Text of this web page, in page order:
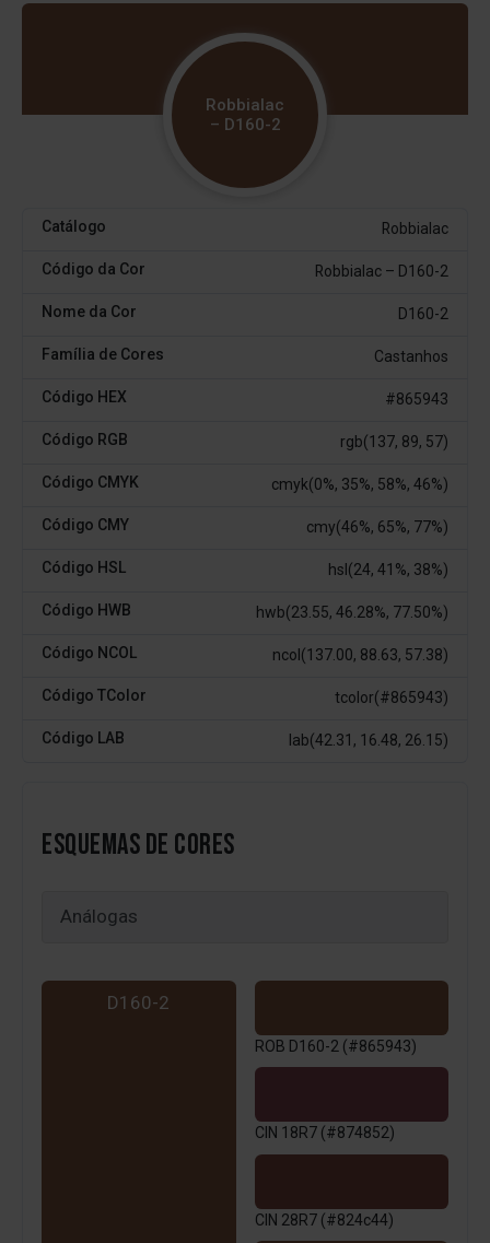
Robbialac
– D160-2
Catálogo Robbialac
Código da Cor Robbialac – D160-2
Nome da Cor D160-2
Família de Cores Castanhos
Código HEX #865943
Código RGB rgb(137, 89, 57)
Código CMYK cmyk(0%, 35%, 58%, 46%)
Código CMY cmy(46%, 65%, 77%)
Código HSL hsl(24, 41%, 38%)
Código HWB hwb(23.55, 46.28%, 77.50%)
Código NCOL ncol(137.00, 88.63, 57.38)
Código TColor tcolor(#865943)
Código LAB lab(42.31, 16.48, 26.15)
ESQUEMAS DE CORES
D160-2
ROB D160-2 (#865943)
CIN 18R7 (#874852)
CIN 28R7 (#824c44)